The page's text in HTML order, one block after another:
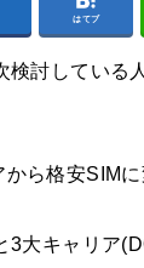
はてブ
検討している
ら格安SIMに
大キャリア